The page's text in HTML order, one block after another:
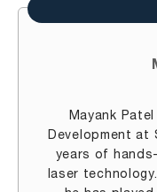
Mayank
Development at
years of
laser